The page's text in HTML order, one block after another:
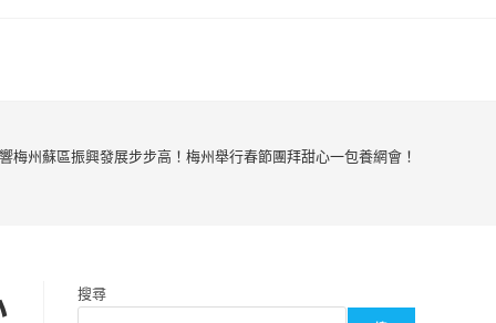
梅州蘇區振興發展步步高！梅州舉行春節團拜甜心一包養網會！
搜尋